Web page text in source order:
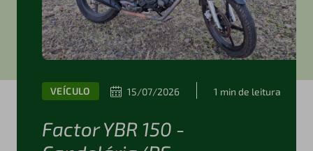
VEÍCULO 15/07/2026 1 min de leitura
Factor YBR 150 -